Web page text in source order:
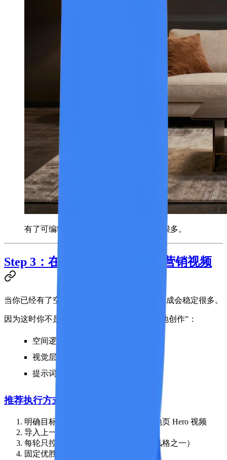
有了可编辑分层资产，多版本迭代会快很多。
Step 3：在 Seedance 生成最终营销视频
当你已经有了空间结构和可编辑资产，视频生成会稳定很多。
因为这时你不是在“盲生成”，而是在“有约束地创作”：
空间逻辑已明确
视觉层级已可控
提示词方向更聚焦
推荐执行方式
明确目标：广告短片、社媒视频或落地页 Hero 视频
导入上一步的关键参考内容
每轮只控制一个变量（镜头、节奏、风格之一）
固定优胜版本，再做比例与时长衍生